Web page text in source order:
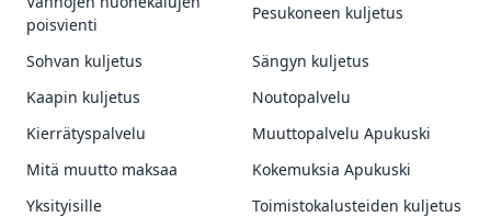
poisvienti
Pesukoneen kuljetus
Sohvan kuljetus
Sängyn kuljetus
Kaapin kuljetus
Noutopalvelu
Kierrätyspalvelu
Muuttopalvelu Apukuski
Mitä muutto maksaa
Kokemuksia Apukuski
Yksityisille
Toimistokalusteiden kuljetus